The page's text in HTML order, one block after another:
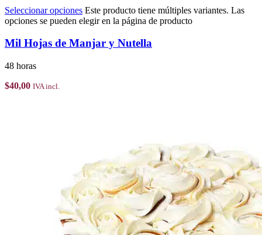
Seleccionar opciones Este producto tiene múltiples variantes. Las
opciones se pueden elegir en la página de producto
Mil Hojas de Manjar y Nutella
48 horas
$40,00 IVA incl.